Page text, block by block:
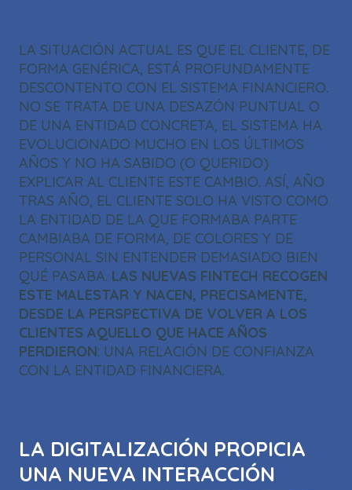
LA SITUACIÓN ACTUAL ES QUE EL CLIENTE, DE
FORMA GENÉRICA, ESTÁ PROFUNDAMENTE
DESCONTENTO CON EL SISTEMA FINANCIERO.
NO SE TRATA DE UNA DESAZÓN PUNTUAL O
DE UNA ENTIDAD CONCRETA, EL SISTEMA HA
EVOLUCIONADO MUCHO EN LOS ÚLTIMOS
AÑOS Y NO HA SABIDO (O QUERIDO)
EXPLICAR AL CLIENTE ESTE CAMBIO. ASÍ, AÑO
TRAS AÑO, EL CLIENTE SOLO HA VISTO COMO
LA ENTIDAD DE LA QUE FORMABA PARTE
CAMBIABA DE FORMA, DE COLORES Y DE
PERSONAL SIN ENTENDER DEMASIADO BIEN
QUÉ PASABA. LAS NUEVAS FINTECH RECOGEN
ESTE MALESTAR Y NACEN, PRECISAMENTE,
DESDE LA PERSPECTIVA DE VOLVER A LOS
CLIENTES AQUELLO QUE HACE AÑOS
PERDIERON: UNA RELACIÓN DE CONFIANZA
CON LA ENTIDAD FINANCIERA.
LA DIGITALIZACIÓN PROPICIA
UNA NUEVA INTERACCIÓN